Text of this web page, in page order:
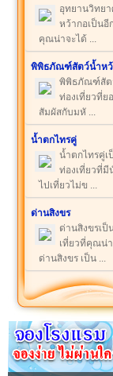
อุทยานวิทย
หว้ากอเป็นอี
คุณน่าจะได้ ...
พิพิธภัณฑ์สัตว์น้ำหว้
พิพิธภัณฑ์สัต
ท่องเที่ยวที่ย
สัมผัสกับมหั ...
น้ำตกไทรคู่
น้ำตกไทรคู่เ
ท่องเที่ยวที่มี
ไปเที่ยวไม่ข ...
ด่านสิงขร
ด่านสิงขรเป็
เที่ยวที่คุณน่า
ด่านสิงขร เป็น ...